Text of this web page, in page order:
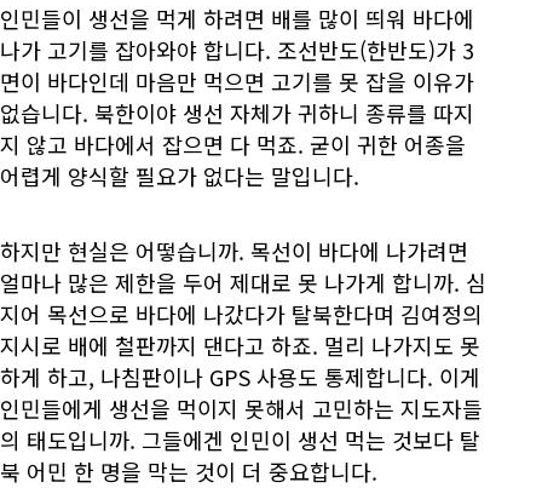
인민들이 생선을 먹게 하려면 배를 많이 띄워 바다에
나가 고기를 잡아와야 합니다. 조선반도(한반도)가 3
면이 바다인데 마음만 먹으면 고기를 못 잡을 이유가
없습니다. 북한이야 생선 자체가 귀하니 종류를 따지
지 않고 바다에서 잡으면 다 먹죠. 굳이 귀한 어종을
어렵게 양식할 필요가 없다는 말입니다.
하지만 현실은 어떻습니까. 목선이 바다에 나가려면
얼마나 많은 제한을 두어 제대로 못 나가게 합니까. 심
지어 목선으로 바다에 나갔다가 탈북한다며 김여정의
지시로 배에 철판까지 댄다고 하죠. 멀리 나가지도 못
하게 하고, 나침판이나 GPS 사용도 통제합니다. 이게
인민들에게 생선을 먹이지 못해서 고민하는 지도자들
의 태도입니까. 그들에겐 인민이 생선 먹는 것보다 탈
북 어민 한 명을 막는 것이 더 중요합니다.